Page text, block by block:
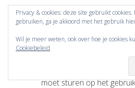
21 – 22 uur 6 x
23 – 24 10 x
Dat betekent dat de
moet sturen op het
Privacy & cookies: deze site gebruikt
gebruiken, ga je akkoord met het gebruik
Wil je meer weten, ook over hoe je cookies
Cookiebeleid